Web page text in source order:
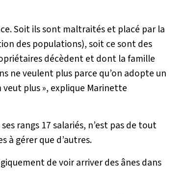
Soit ils sont maltraités et placé par la
des populations), soit ce sont des
décèdent et dont la famille
ne veulent plus parce qu’on adopte un
veut plus», explique Marinette
rangs 17 salariés, n’est pas de tout
à gérer que d’autres.
de voir arriver des ânes dans